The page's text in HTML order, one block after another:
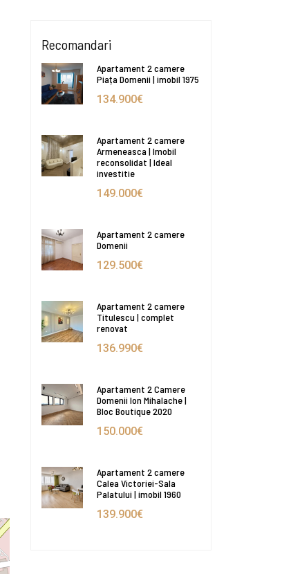
Recomandari
Apartament 2 camere
Piața Domenii | imobil 1975
134.900€
Apartament 2 camere
Armeneasca | Imobil
reconsolidat | Ideal
investitie
149.000€
Apartament 2 camere
Domenii
129.500€
Apartament 2 camere
Titulescu | complet
renovat
136.990€
Apartament 2 Camere
Domenii Ion Mihalache |
Bloc Boutique 2020
150.000€
Apartament 2 camere
Calea Victoriei-Sala
Palatului | imobil 1960
139.900€